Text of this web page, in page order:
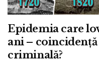
Epidemia care
ani – coincidență
criminală?